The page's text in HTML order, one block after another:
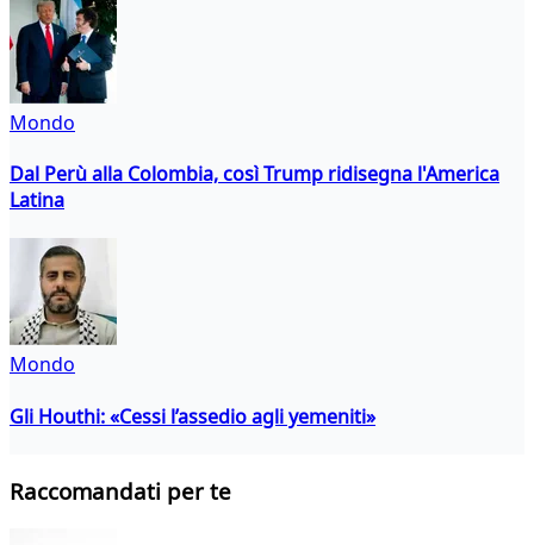
Mondo
Dal Perù alla Colombia, così Trump ridisegna l'America
Latina
Mondo
Gli Houthi: «Cessi l’assedio agli yemeniti»
Raccomandati per te